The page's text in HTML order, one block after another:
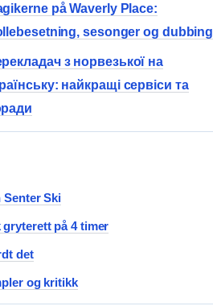
på Waverly Place:
sesonger og dubbing
з норвезької на
найкращі сервіси та
Ski
på 4 timer
det
og kritikk